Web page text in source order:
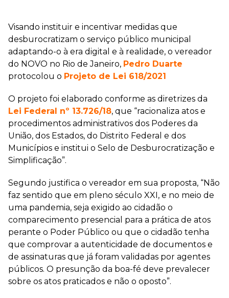
Visando instituir e incentivar medidas que
desburocratizam o serviço público municipal
adaptando-o à era digital e à realidade, o vereador
do NOVO no Rio de Janeiro, Pedro Duarte
protocolou o Projeto de Lei 618/2021
O projeto foi elaborado conforme as diretrizes da
Lei Federal nº 13.726/18, que “racionaliza atos e
procedimentos administrativos dos Poderes da
União, dos Estados, do Distrito Federal e dos
Municípios e institui o Selo de Desburocratização e
Simplificação”.
Segundo justifica o vereador em sua proposta, “Não
faz sentido que em pleno século XXI, e no meio de
uma pandemia, seja exigido ao cidadão o
comparecimento presencial para a prática de atos
perante o Poder Público ou que o cidadão tenha
que comprovar a autenticidade de documentos e
de assinaturas que já foram validadas por agentes
públicos. O presunção da boa-fé deve prevalecer
sobre os atos praticados e não o oposto”.